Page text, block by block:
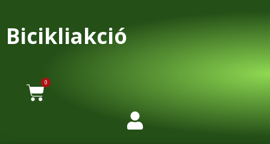
Bicikliakció
0